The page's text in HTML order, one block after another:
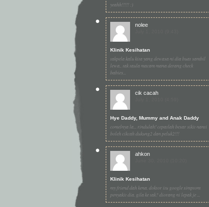
yeahh!!!!! :)
nolee
Klinik Kesihatan
takpela kalu kita yang dewasa ni dia buat sambil
lewa.. tak taula macam mana derang check
babies...
cik cacah
Hye Daddy, Mummy and Anak Daddy
comelnya la... rindulah! cepatlah besar sikit nanti
boleh cikcah dukung2 dan peluk2!!!
ahkon
Klinik Kesihatan
my friend dah kena. doktor itu google simptom
penyakit dia. gila ke tak? diorang ni lepak je ...